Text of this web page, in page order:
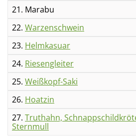
21. Marabu
22. Warzenschwein
23. Helmkasuar
24. Riesengleiter
25. Weißkopf-Saki
26. Hoatzin
27. Truthahn,
Sternmull